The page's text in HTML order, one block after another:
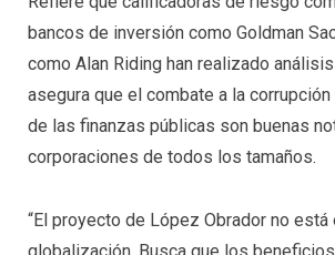
bancos de inversión como Goldman
como Alan Riding han realizado
asegura que el combate a la
de las finanzas públicas son buenas
corporaciones de todos los tamaños.
“El proyecto de López Obrador no está